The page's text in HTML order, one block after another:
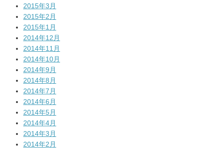
2015年3月
2015年2月
2015年1月
2014年12月
2014年11月
2014年10月
2014年9月
2014年8月
2014年7月
2014年6月
2014年5月
2014年4月
2014年3月
2014年2月